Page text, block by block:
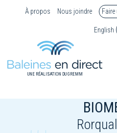
À propos Nous joindre
English
UNE RÉALISATION DU GREMM